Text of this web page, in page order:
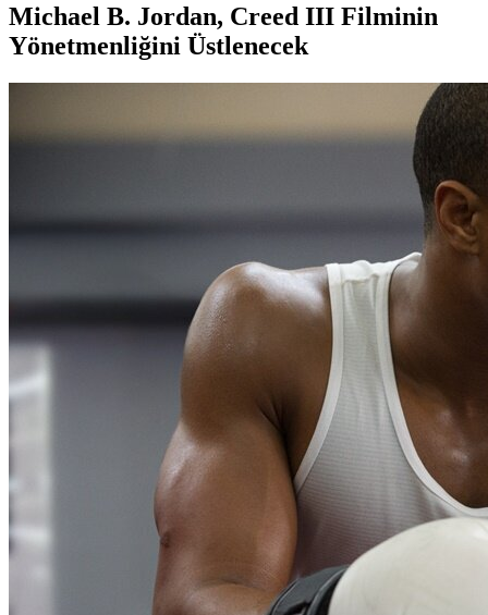
Michael B. Jordan, Creed III Filminin
Yönetmenliğini Üstlenecek